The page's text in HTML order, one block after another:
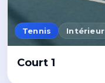
Tennis Intérieur
Court 1